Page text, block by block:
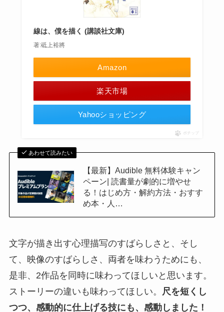
線は、僕を描く (講談社文庫)
著:砥上裕將
Amazon
楽天市場
Yahooショッピング
ポチップ
あわせて読みたい
【最新】Audible 無料体験キャン
ペーン| 読書量が劇的に増やせ
る！はじめ方・解約方法・おすす
め本・人…
文字が描き出す心理描写のすばらしさと、そし
て、映像のすばらしさ、両者を味わうためにも、
是非、2作品を同時に味わってほしいと思います。
ストーリーの違いも味わってほしい。
尺を短くし
つつ、感動的に仕上げる技にも、感動しました！